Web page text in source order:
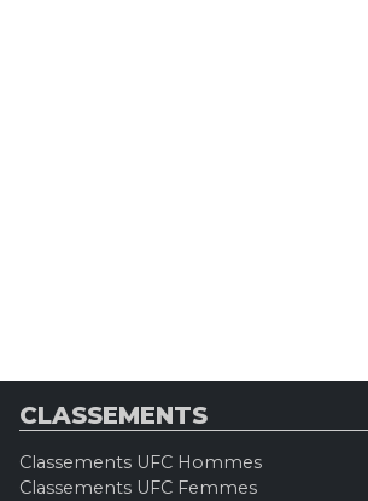
CLASSEMENTS
Classements UFC Hommes
Classements UFC Femmes